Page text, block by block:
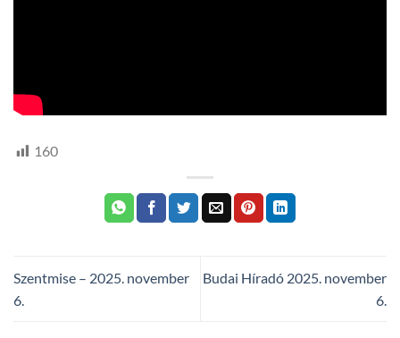
160
Szentmise – 2025. november
6.
Budai Híradó 2025. november
6.